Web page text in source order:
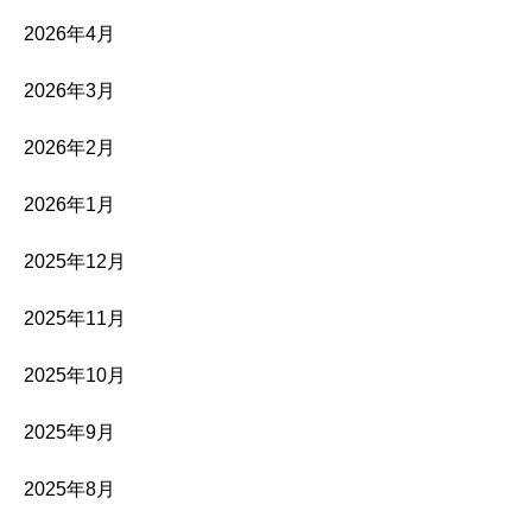
2026年4月
2026年3月
2026年2月
2026年1月
2025年12月
2025年11月
2025年10月
2025年9月
2025年8月